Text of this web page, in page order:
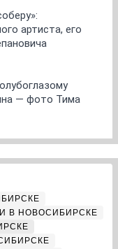
артиста, его
— фото Тима
В НОВОСИБИРСКЕ